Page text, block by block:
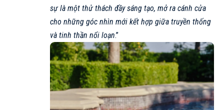
sự là một thử thách đầy sáng tạo, mở ra cánh cửa
cho những góc nhìn mới kết hợp giữa truyền thống
và tinh thần nổi loạn.”